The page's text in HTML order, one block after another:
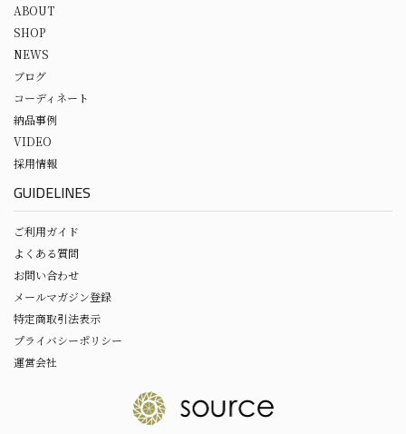
ABOUT
SHOP
NEWS
ブログ
コーディネート
納品事例
VIDEO
採用情報
GUIDELINES
ご利用ガイド
よくある質問
お問い合わせ
メールマガジン登録
特定商取引法表示
プライバシーポリシー
運営会社